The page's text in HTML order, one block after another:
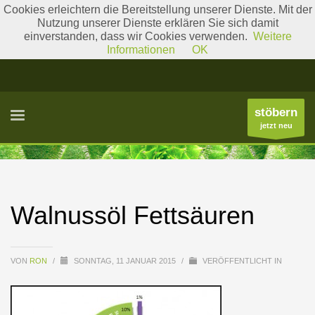
Literatur Gattungslisten
stöbern
jetzt neu
Walnussöl Fettsäuren
VON RON / SONNTAG, 11 JANUAR 2015 / VERÖFFENTLICHT IN
Cookies erleichtern die Bereitstellung unserer Dienste. Mit der
Nutzung unserer Dienste erklären Sie sich damit
einverstanden, dass wir Cookies verwenden. Weitere
Informationen
OK